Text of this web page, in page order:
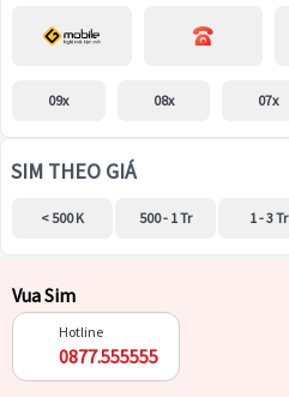
09x 08x 07x
SIM THEO GIÁ
< 500 K 500 - 1 Tr 1 - 3 Tr
Vua Sim
Hotline
0877.555555